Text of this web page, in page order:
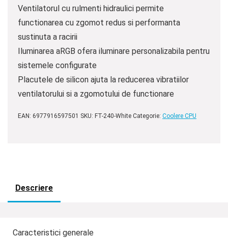
Ventilatorul cu rulmenti hidraulici permite
functionarea cu zgomot redus si performanta
sustinuta a racirii
Iluminarea aRGB ofera iluminare personalizabila pentru
sistemele configurate
Placutele de silicon ajuta la reducerea vibratiilor
ventilatorului si a zgomotului de functionare
EAN: 6977916597501 SKU: FT-240-White Categorie: Coolere CPU
Descriere
Caracteristici generale